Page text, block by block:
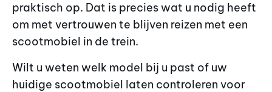
praktisch op. Dat is precies wat u nodig heeft
om met vertrouwen te blijven reizen met een
scootmobiel in de trein.
Wilt u weten welk model bij u past of uw
huidige scootmobiel laten controleren voor